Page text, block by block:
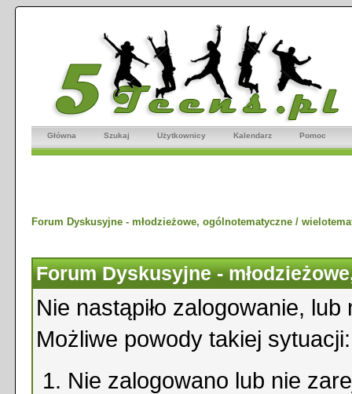
Główna Szukaj Użytkownicy Kalendarz Pomoc
Forum Dyskusyjne - młodzieżowe, ogólnotematyczne /
Forum Dyskusyjne -
Nie nastąpiło zalogowanie,
Możliwe powody takiej sytuacji:
Nie zalogowano lub nie